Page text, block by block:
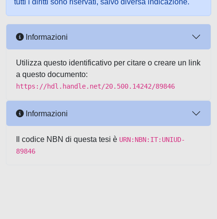
tutti i diritti sono riservati, salvo diversa indicazione.
Informazioni
Utilizza questo identificativo per citare o creare un link
a questo documento:
https://hdl.handle.net/20.500.14242/89846
Informazioni
Il codice NBN di questa tesi è URN:NBN:IT:UNIUD-
89846